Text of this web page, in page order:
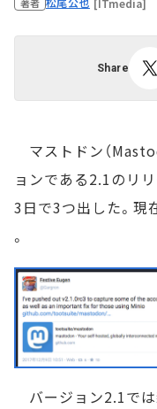
Share
マストドン（
ョンである2.1のリ
3日で3つ出した。現
。
バージョン2.1で